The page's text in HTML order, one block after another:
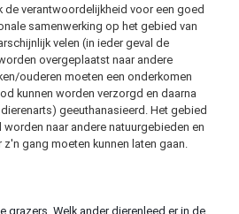
de verantwoordelijkheid voor een goed
samenwerking op het gebied van
velen (in ieder geval de
overgeplaatst naar andere
ouderen moeten een onderkomen
kunnen worden verzorgd en daarna
geeuthanasieerd. Het gebied
naar andere natuurgebieden en
gang moeten kunnen laten gaan.
grazers. Welk ander dierenleed er in de